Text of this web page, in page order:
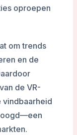
oproepen
om trends
en de
de VR-
vindbaarheid